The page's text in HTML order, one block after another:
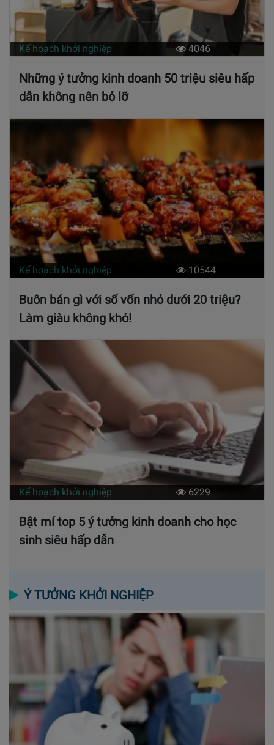
Kế hoạch khởi nghiệp 4046
Những ý tưởng kinh doanh 50 triệu siêu hấp
dẫn không nên bỏ lỡ
Kế hoạch khởi nghiệp 10544
Buôn bán gì với số vốn nhỏ dưới 20 triệu?
Làm giàu không khó!
Kế hoạch khởi nghiệp 6229
Bật mí top 5 ý tưởng kinh doanh cho học
sinh siêu hấp dẫn
Ý TƯỞNG KHỞI NGHIỆP